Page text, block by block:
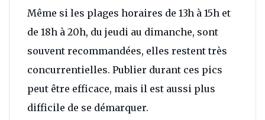
Même si les plages horaires de 13h à 15h et
de 18h à 20h, du jeudi au dimanche, sont
souvent recommandées, elles restent très
concurrentielles. Publier durant ces pics
peut être efficace, mais il est aussi plus
difficile de se démarquer.